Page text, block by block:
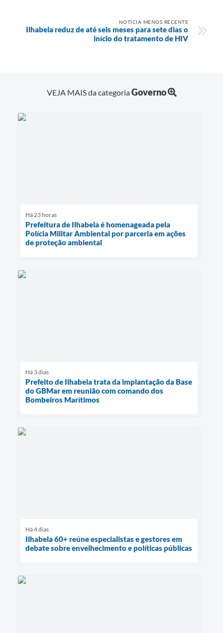
NOTÍCIA MENOS RECENTE
Ilhabela reduz de até seis meses para sete dias o
início do tratamento de HIV
VEJA MAIS da categoriaGoverno
Há 23 horas
Prefeitura de Ilhabela é homenageada pela
Polícia Militar Ambiental por parceria em ações
de proteção ambiental
Há 3 dias
Prefeito de Ilhabela trata da implantação da Base
do GBMar em reunião com comando dos
Bombeiros Marítimos
Há 4 dias
Ilhabela 60+ reúne especialistas e gestores em
debate sobre envelhecimento e políticas públicas